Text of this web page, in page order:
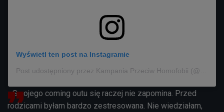
Wyświetl ten post na Instagramie
- Swojego coming outu się raczej nie zapomina. Przed
rodzicami byłam bardzo zestresowana. Nie wiedziałam,